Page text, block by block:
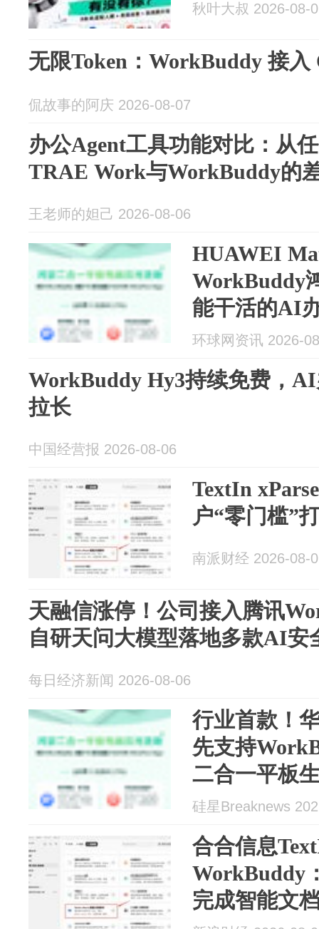
秋叶大叔 2026-08-
无限Token：WorkBuddy 接入
侃故事的阿庆 2026-08-07
办公Agent工具功能对比：从
TRAE Work与WorkBuddy的
王老师的妲己 2026-08-06
HUAWEI
WorkBuddy
能干活的AI
环球网资讯 2026-
WorkBuddy Hy3持续免费，
拉长
中国经营报 2026-08-06
TextIn
户“零门槛”
南派财经 2026-08-
天融信涨停！公司接入腾讯
自研天问大模型落地多款AI安
每日经济新闻 2026-08-06
行业首款！
先支持
二合一平板
硅星Breaknews
合合信息
WorkBuddy
完成智能文